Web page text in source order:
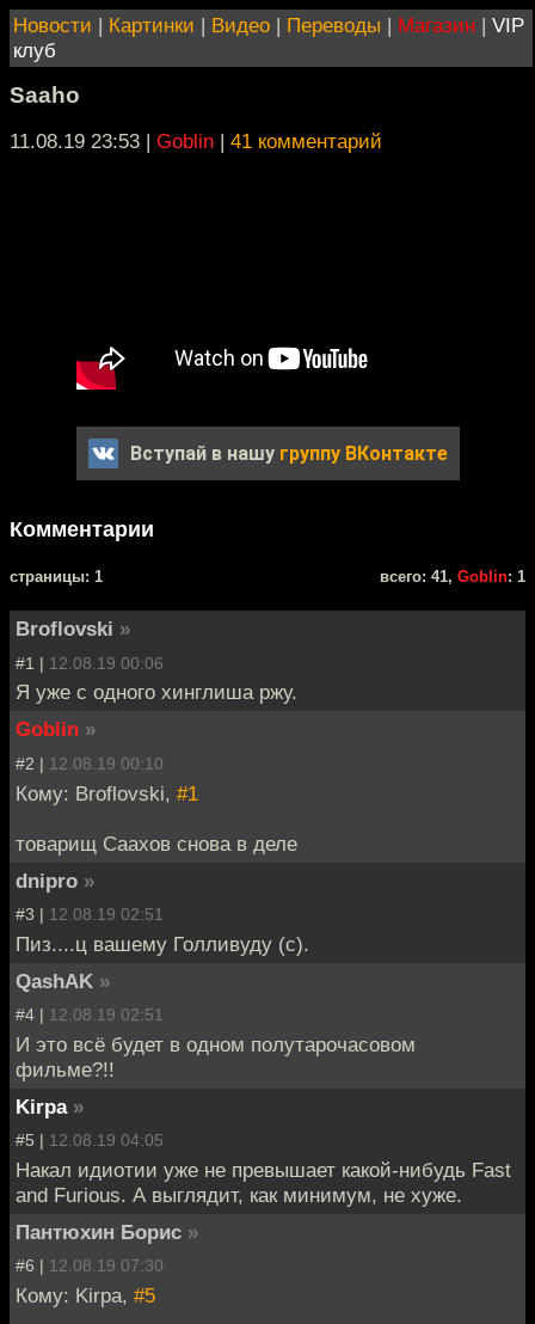
Новости | Картинки | Видео | Переводы | Магазин | VIP
клуб
Saaho
11.08.19 23:53 | Goblin | 41 комментарий
Вступай в нашу группу ВКонтакте
Комментарии
cтраницы: 1 всего: 41, Goblin: 1
Broflovski »
#1 | 12.08.19 00:06
Я уже с одного хинглиша ржу.
Goblin »
#2 | 12.08.19 00:10
Кому: Broflovski, #1
товарищ Саахов снова в деле
dnipro »
#3 | 12.08.19 02:51
Пиз....ц вашему Голливуду (с).
QashAK »
#4 | 12.08.19 02:51
И это всё будет в одном полутарочасовом
фильме?!!
Kirpa »
#5 | 12.08.19 04:05
Накал идиотии уже не превышает какой-нибудь Fast
and Furious. А выглядит, как минимум, не хуже.
Пантюхин Борис »
#6 | 12.08.19 07:30
Кому: Kirpa, #5